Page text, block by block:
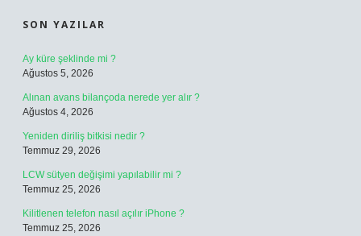
SON YAZILAR
Ay küre şeklinde mi ?
Ağustos 5, 2026
Alınan avans bilançoda nerede yer alır ?
Ağustos 4, 2026
Yeniden diriliş bitkisi nedir ?
Temmuz 29, 2026
LCW sütyen değişimi yapılabilir mi ?
Temmuz 25, 2026
Kilitlenen telefon nasıl açılır iPhone ?
Temmuz 25, 2026